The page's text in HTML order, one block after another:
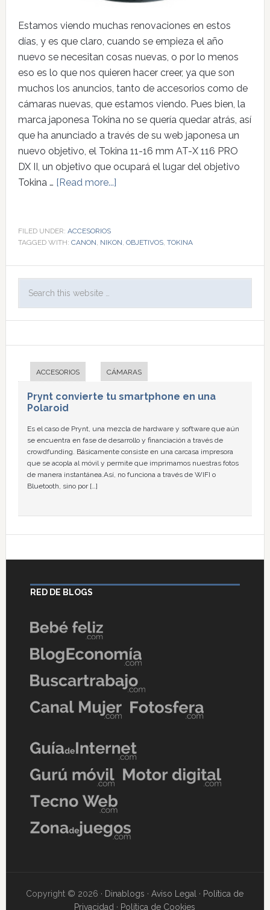
Estamos viendo muchas renovaciones en estos
días, y es que claro, cuando se empieza el año
nuevo se necesitan cosas nuevas, o por lo menos
eso es lo que nos quieren hacer creer, ya que son
muchos los anuncios, tanto de accesorios como de
cámaras nuevas, que estamos viendo. Pues bien, la
marca japonesa Tokina no se quería quedar atrás, así
que ha anunciado a través de su web japonesa un
nuevo objetivo, el Tokina 11-16 mm AT-X 116 PRO
DX II, un objetivo que ocupará el lugar del objetivo
Tokina … [Read more...]
FILED UNDER: ACCESORIOS
TAGGED WITH: CANON NIKON OBJETIVOS, TOKINA
ACCESORIOS CÁMARAS
Prynt convierte tu smartphone en una
Polaroid
Es el caso de Prynt, una mezcla de hardware y software que aún
se encuentra en fase de desarrollo y financiación a través de
crowdfunding. Básicamente consiste en una carcasa impresora
que se acopla al móvil y permite que imprimamos nuestras fotos
de manera instantánea.Así, no funciona a través de WIFI o
Bluetooth, sino por […]
RED DE BLOGS
Copyright © 2026 · Dinablogs ·Aviso Legal · Política de
Privacidad · Política de Cookies